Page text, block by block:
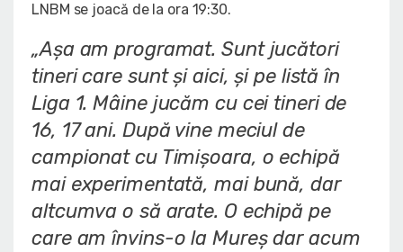
LNBM se joacă de la ora 19:30.
„Așa am programat. Sunt jucători
tineri care sunt și aici, și pe listă în
Liga 1. Mâine jucăm cu cei tineri de
16, 17 ani. După vine meciul de
campionat cu Timișoara, o echipă
mai experimentată, mai bună, dar
altcumva o să arate. O echipă pe
care am învins-o la Mureș dar acum